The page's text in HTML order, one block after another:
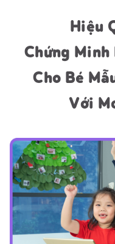
Hiệu
Chứng
Cho Bé
Với